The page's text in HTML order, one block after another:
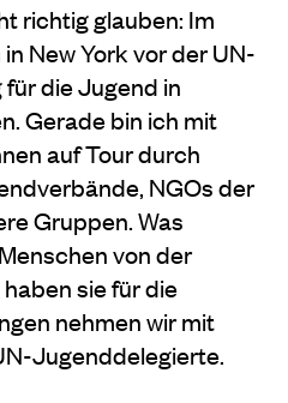
richtig glauben: Im
New York vor der UN-
die Jugend in
Gerade bin ich mit
auf Tour durch
NGOs der
Gruppen. Was
von der
sie für die
nehmen wir mit
Jugenddelegierte.